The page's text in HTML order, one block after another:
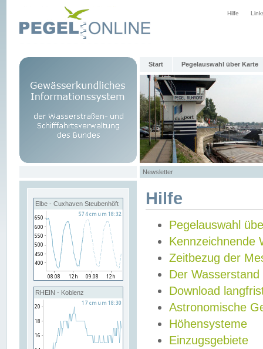
Hilfe
Start Pegelauswahl über Karte
Newsletter
Elbe - Cuxhaven Steubenhöft
RHEIN - Koblenz
Hilfe
Pegelauswahl
Kennzeichnende
Zeitbezug der
Der Wasserstand
Download
Astronomische
Höhensysteme
Einzugsgebiete